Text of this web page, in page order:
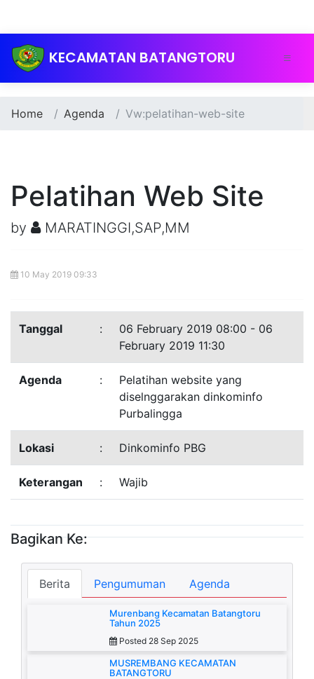
KECAMATAN BATANGTORU
Home Agenda Vw:pelatihan-web-site
Pelatihan Web Site
by MARATINGGI,SAP,MM
10 May 2019 09:33
Tanggal :
06 February 2019 08:00 - 06
February 2019 11:30
Agenda :
Pelatihan website yang
diselnggarakan dinkominfo
Purbalingga
Lokasi : Dinkominfo PBG
Keterangan : Wajib
Bagikan Ke:
Berita Pengumuman Agenda
Murenbang Kecamatan Batangtoru
Tahun 2025
Posted 28 Sep 2025
MUSREMBANG KECAMATAN
BATANGTORU